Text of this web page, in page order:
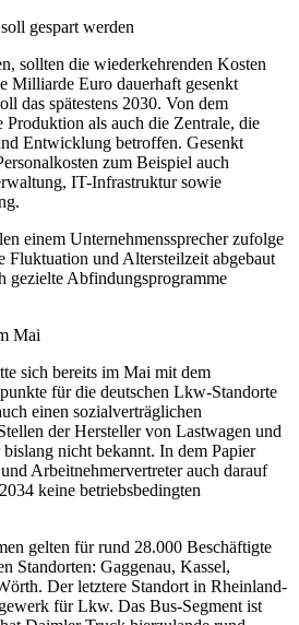
gespart werden
sollten die wiederkehrenden Kosten
Milliarde Euro dauerhaft gesenkt
das spätestens 2030. Von dem
als auch die Zentrale, die
Entwicklung betroffen. Gesenkt
zum Beispiel auch
IT-Infrastruktur sowie
einem Unternehmenssprecher zufolge
Fluktuation und Altersteilzeit abgebaut
gezielte Abfindungsprogramme
Mai
sich bereits im Mai mit dem
für die deutschen Lkw-Standorte
einen sozialverträglichen
der Hersteller von Lastwagen und
nicht bekannt. In dem Papier
Arbeitnehmervertreter auch darauf
keine betriebsbedingten
gelten für rund 28.000 Beschäftigte
Standorten: Gaggenau, Kassel,
Der letztere Standort in Rheinland-
für Lkw. Das Bus-Segment ist